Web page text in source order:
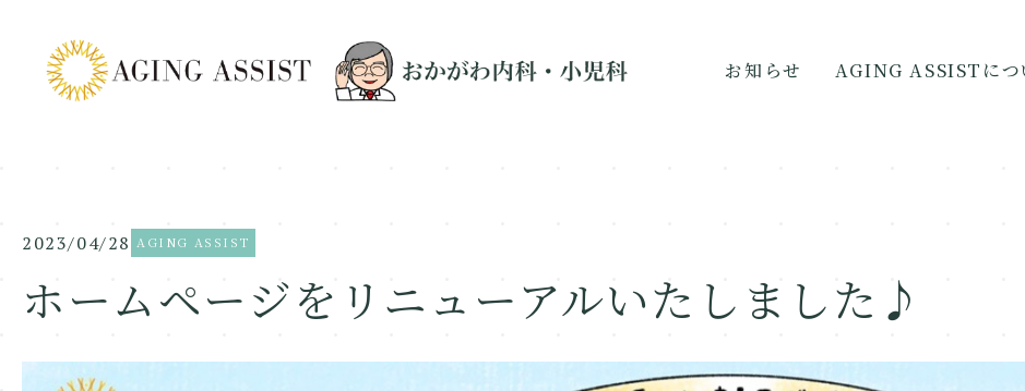
お知らせ AGING ASSISTにつ
2023/04/28 AGING ASSIST
ホームページをリニューアルいたしました♪